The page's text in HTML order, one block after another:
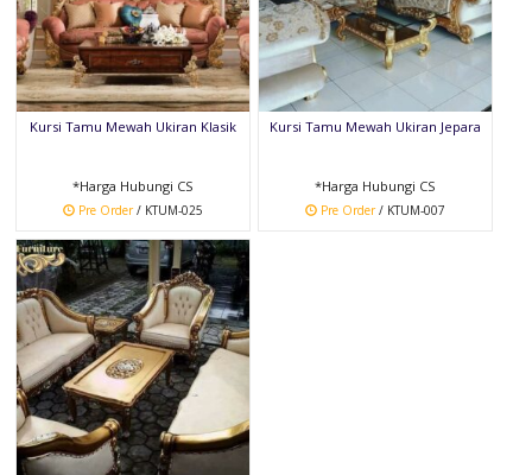
Kursi Tamu Mewah Ukiran Klasik
*Harga Hubungi CS
Pre Order/ KTUM-025
Kursi Tamu Mewah Ukiran Jepara
*Harga Hubungi CS
Pre Order/ KTUM-007